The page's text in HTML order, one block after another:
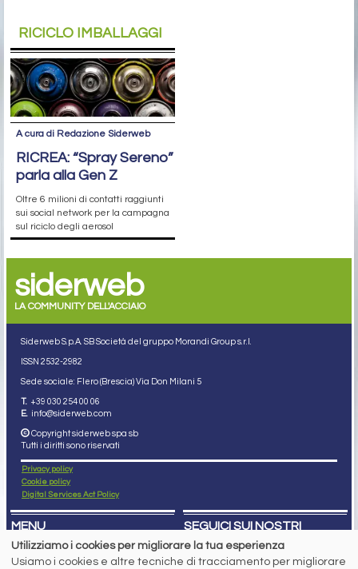
RICICLO IMBALLAGGI
A cura di Redazione Siderweb
RICREA: “Spray Sereno”
parla alla Gen Z
Oltre 6 milioni di contatti raggiunti
sui social network per la campagna
sul riciclo degli aerosol
siderweb
LA COMMUNITY DELL'ACCIAIO
Siderweb S.p.A. SB Società del gruppo Morandi Group s.r.l.
ISSN 2532-2982
Sede sociale: Flero (Brescia) Via Don Milani 5
T. +39 030 254 00 06
E. info@siderweb.com
Copyright siderweb spa sb
Tutti i diritti sono riservati
Privacy policy
Cookie policy
Digital Services Act Policy
MENU
NEWS
PREZZI ITALIA
SEGUICI SUI NOSTRI
SOCIAL NETWORK
Utilizziamo i cookies per migliorare la tua esperienza
Usiamo i cookies e altre tecniche di tracciamento per migliorare